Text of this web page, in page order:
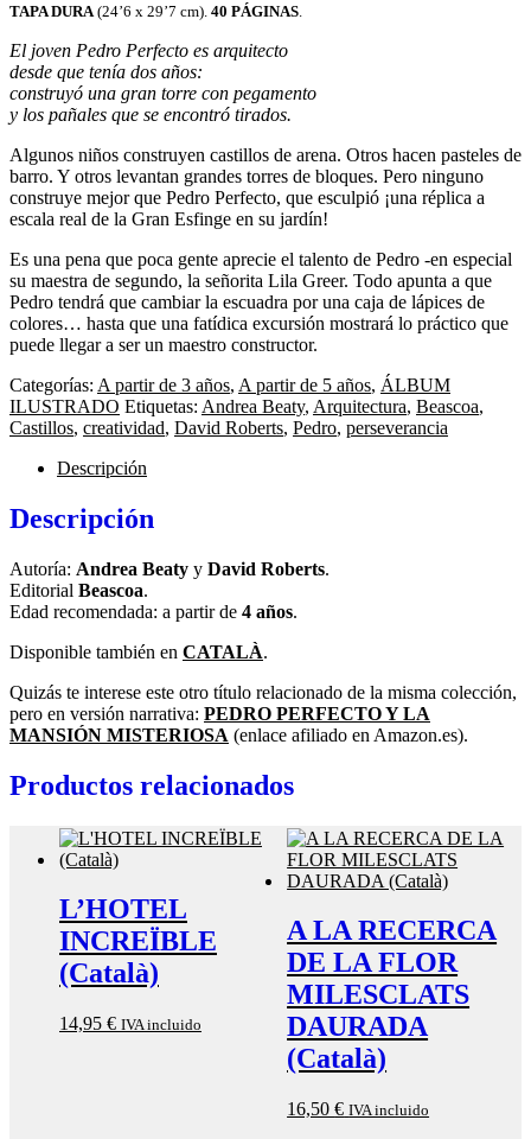
TAPA DURA (24’6 x 29’7 cm). 40 PÁGINAS
El joven Pedro Perfecto es arquitecto
desde que tenía dos años:
construyó una gran torre con pegamento
y los pañales que se encontró tirados.
Algunos niños construyen castillos de arena. Otros hacen pasteles de
barro. Y otros levantan grandes torres de bloques. Pero ninguno
construye mejor que Pedro Perfecto, que esculpió ¡una réplica a
escala real de la Gran Esfinge en su jardín!
Es una pena que poca gente aprecie el talento de Pedro -en especial
su maestra de segundo, la señorita Lila Greer. Todo apunta a que
Pedro tendrá que cambiar la escuadra por una caja de lápices de
colores… hasta que una fatídica excursión mostrará lo práctico que
puede llegar a ser un maestro constructor.
Categorías: A partir de 3 años, A partir de 5 años, ÁLBUM
ILUSTRADO Etiquetas: Andrea Beaty, Arquitectura, Beascoa,
Castillos, creatividad, David Roberts, Pedro, perseverancia
Descripción
Descripción
Autoría: Andrea Beaty y David Roberts.
Editorial Beascoa.
Edad recomendada: a partir de 4 años.
Disponible también en CATALÀ.
Quizás te interese este otro título relacionado de la misma colección,
pero en versión narrativa: PEDRO PERFECTO Y LA
MANSIÓN MISTERIOSA (enlace afiliado en Amazon.es).
Productos relacionados
L’HOTEL
INCREÏBLE
(Català)
14,95 € IVA incluido
A LA RECERCA
DE LA FLOR
MILESCLATS
DAURADA
(Català)
16,50€ IVA incluido